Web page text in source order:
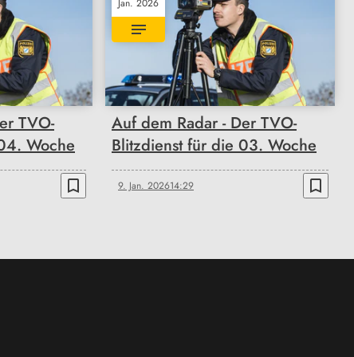
TVO-
Woche
bookmark_border
Jan. 2026
Auf dem Radar - Der TVO-
Blitzdienst für die 03. Woche
9. Jan. 202614:29 bookmark_border